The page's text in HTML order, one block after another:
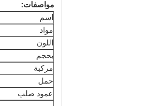
مواصفات:
اسم
مواد
اللون
بحجم
مركبة
حمل
عمود صلب